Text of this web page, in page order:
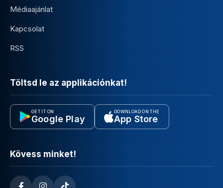
Médiaajánlat
Kapcsolat
RSS
Töltsd le az applikációnkat!
GET IT ON
Google Play
DOWNLOAD ON THE
App Store
Kövess minket!